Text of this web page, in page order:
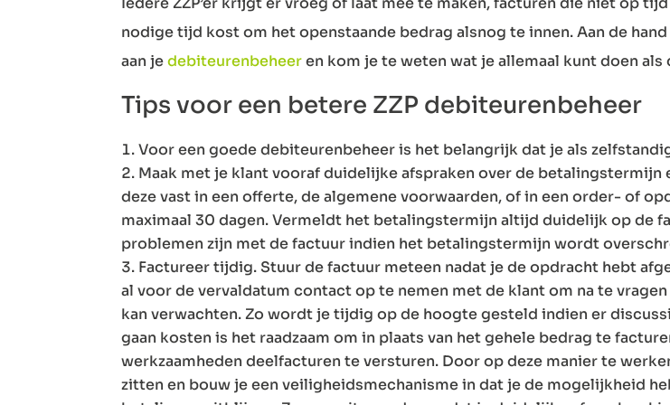
nodige tijd kost om het openstaande bedrag alsnog te innen. Aan de
aan jedebiteurenbeheeren kom je te weten wat je allemaal kunt doen
Tips voor een betere ZZP debiteurenbeheer
Voor een goede debiteurenbeheer is het belangrijk dat je als
Maak met je klant vooraf duidelijke afspraken over de
deze vast in een offerte, de algemene voorwaarden, of in een order- of
maximaal 30 dagen. Vermeldt het betalingstermijn altijd duidelijk op de
problemen zijn met de factuur indien het betalingstermijn wordt
Factureer tijdig. Stuur de factuur meteen nadat je de opdracht hebt
al voor de vervaldatum contact op te nemen met de klant om na te
kan verwachten. Zo wordt je tijdig op de hoogte gesteld indien er
gaan kosten is het raadzaam om in plaats van het gehele bedrag te
werkzaamheden deelfacturen te versturen. Door op deze manier te
zitten en bouw je een veiligheidsmechanisme in dat je de mogelijkheid